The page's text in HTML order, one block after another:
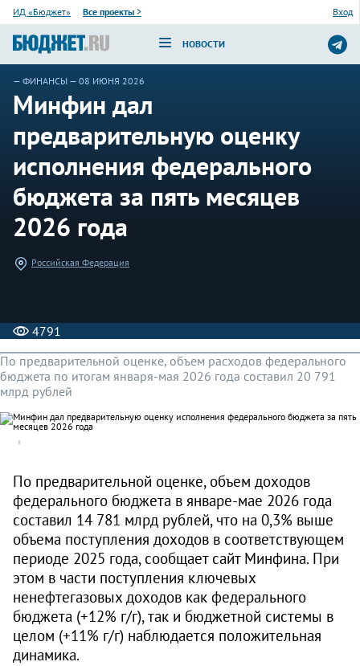
ИД «Бюджет» Все проекты > Вход
НОВОСТИ
— ФИНАНСЫ — 08 ИЮНЯ 2026
Минфин дал
предварительную оценку
исполнения федерального
бюджета за пять месяцев
2026 года
Российская Федерация
4791
По предварительной оценке, объем расходов федерального
бюджета по итогам января-мая 2026 года составил 20 791
млрд рублей
По предварительной оценке, объем доходов
федерального бюджета в январе-мае 2026 года
составил 14 781 млрд рублей, что на 0,3% выше
объема поступления доходов в соответствующем
периоде 2025 года, сообщает сайт Минфина. При
этом в части поступления ключевых
ненефтегазовых доходов как федерального
бюджета (+12% г/г), так и бюджетной системы в
целом (+11% г/г) наблюдается положительная
динамика.